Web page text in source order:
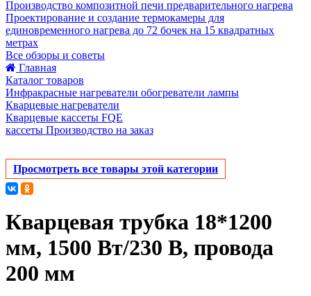
Производство композитной печи предварительного нагрева
Проектирование и создание термокамеры для
единовременного нагрева до 72 бочек на 15 квадратных
метрах
Все обзоры и советы
Главная
Каталог товаров
Инфракрасные нагреватели обогреватели лампы
Кварцевые нагреватели
Кварцевые кассеты FQE
кассеты Производство на заказ
Просмотреть все товары этой категории
Кварцевая трубка 18*1200
мм, 1500 Вт/230 В, провода
200 мм